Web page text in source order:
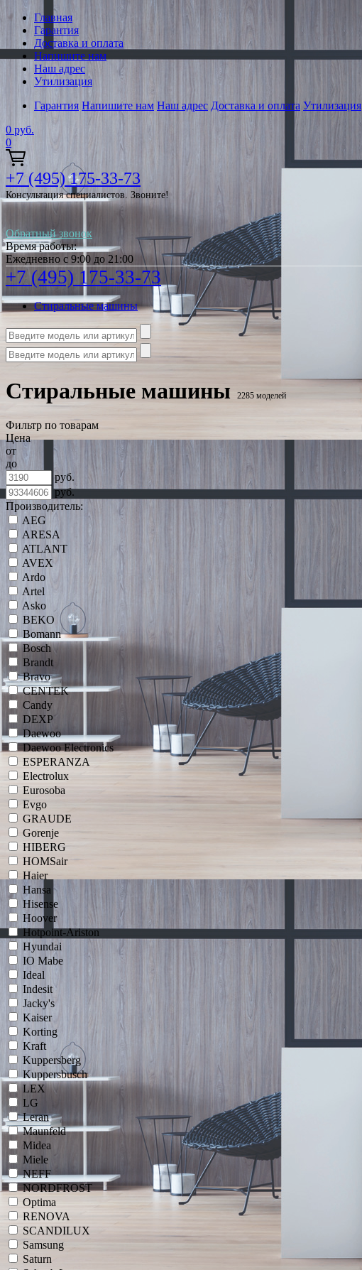
Главная
Гарантия
Доставка и оплата
Напишите нам
Наш адрес
Утилизация
Гарантия Напишите нам Наш адрес Доставка и оплата Утилизация
0 руб.
0
+7 (495) 175-33-73
Консультация специалистов. Звоните!
Обратный звонок
Время работы:
Ежедневно с 9:00 до 21:00
+7 (495) 175-33-73
Стиральные машины
Стиральные машины 2285 моделей
Фильтр по товарам
Цена
от
до
руб.
руб.
Производитель:
AEG
ARESA
ATLANT
AVEX
Ardo
Artel
Asko
BEKO
Bomann
Bosch
Brandt
Bravo
CENTEK
Candy
DEXP
Daewoo
Daewoo Electronics
ESPERANZA
Electrolux
Eurosoba
Evgo
GRAUDE
Gorenje
HIBERG
HOMSair
Haier
Hansa
Hisense
Hoover
Hotpoint-Ariston
Hyundai
IO Mabe
Ideal
Indesit
Jacky's
Kaiser
Korting
Kraft
Kuppersberg
Kuppersbusch
LEX
LG
Leran
Maunfeld
Midea
Miele
NEFF
NORDFROST
Optima
RENOVA
SCANDILUX
Samsung
Saturn